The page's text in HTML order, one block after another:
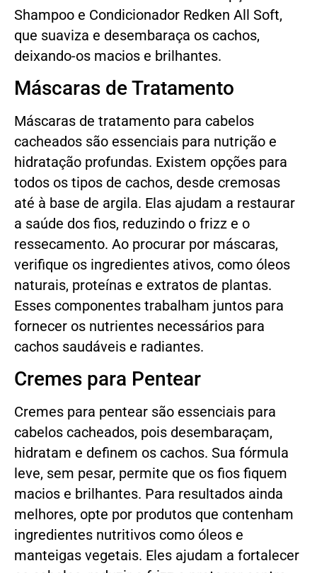
Shampoo e Condicionador Redken All Soft,
que suaviza e desembaraça os cachos,
deixando-os macios e brilhantes.
Máscaras de Tratamento
Máscaras de tratamento para cabelos
cacheados são essenciais para nutrição e
hidratação profundas. Existem opções para
todos os tipos de cachos, desde cremosas
até à base de argila. Elas ajudam a restaurar
a saúde dos fios, reduzindo o frizz e o
ressecamento. Ao procurar por máscaras,
verifique os ingredientes ativos, como óleos
naturais, proteínas e extratos de plantas.
Esses componentes trabalham juntos para
fornecer os nutrientes necessários para
cachos saudáveis e radiantes.
Cremes para Pentear
Cremes para pentear são essenciais para
cabelos cacheados, pois desembaraçam,
hidratam e definem os cachos. Sua fórmula
leve, sem pesar, permite que os fios fiquem
macios e brilhantes. Para resultados ainda
melhores, opte por produtos que contenham
ingredientes nutritivos como óleos e
manteigas vegetais. Eles ajudam a fortalecer